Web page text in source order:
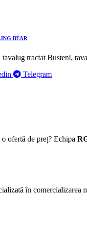
BEAR
tractat Busteni,
Telegram
ofertă de preț? Echipa
în